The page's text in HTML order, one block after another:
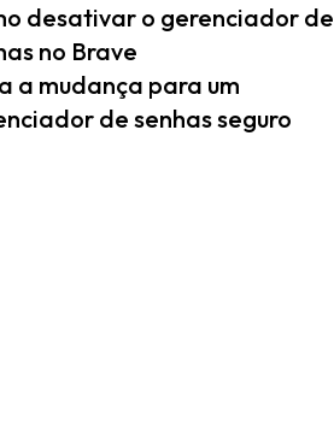
desativar o gerenciador de
no Brave
a mudança para um
de senhas seguro